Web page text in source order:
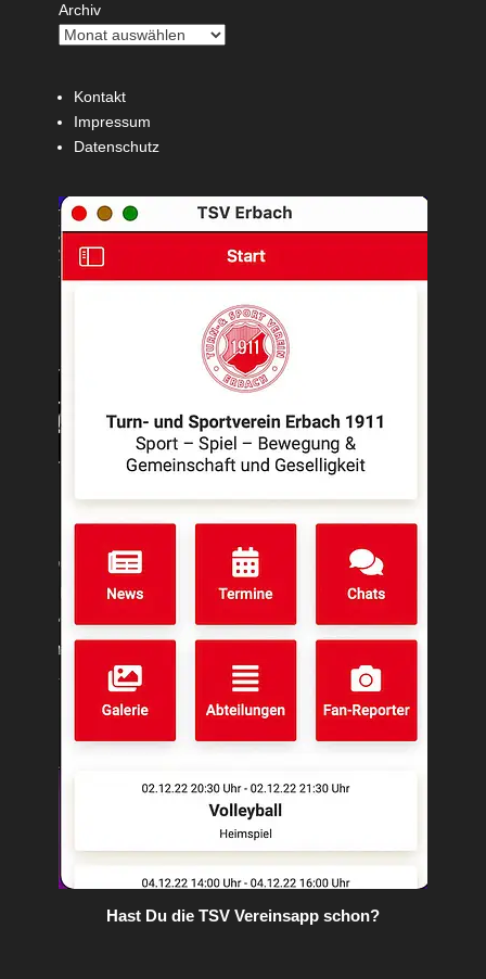
Archiv
Kontakt
Impressum
Datenschutz
Hast Du die TSV Vereinsapp schon?